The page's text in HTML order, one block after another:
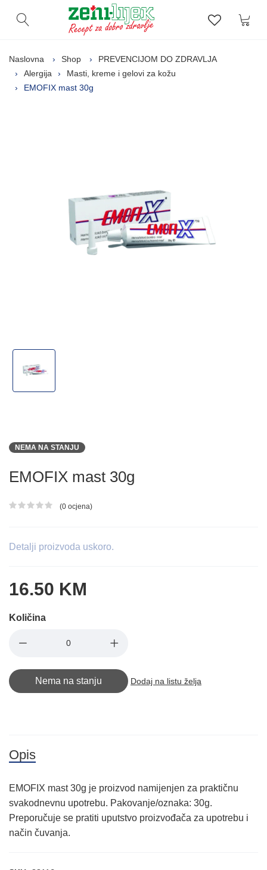
Otvori pretragu Lista
Naslovna Shop
PREVENCIJOM DO ZDRAVLJA
Alergija
Masti, kreme i gelovi za kožu
EMOFIX mast 30g
NEMA NA STANJU
EMOFIX mast 30g
Ocjena proizvoda
(0 ocjena)
Detalji proizvoda uskoro.
16.50 KM
Količina
Nema na stanju Dodaj na listu želja
Opis
EMOFIX mast 30g je proizvod namijenjen za praktičnu
svakodnevnu upotrebu. Pakovanje/oznaka: 30g.
Preporučuje se pratiti uputstvo proizvođača za upotrebu i
način čuvanja.